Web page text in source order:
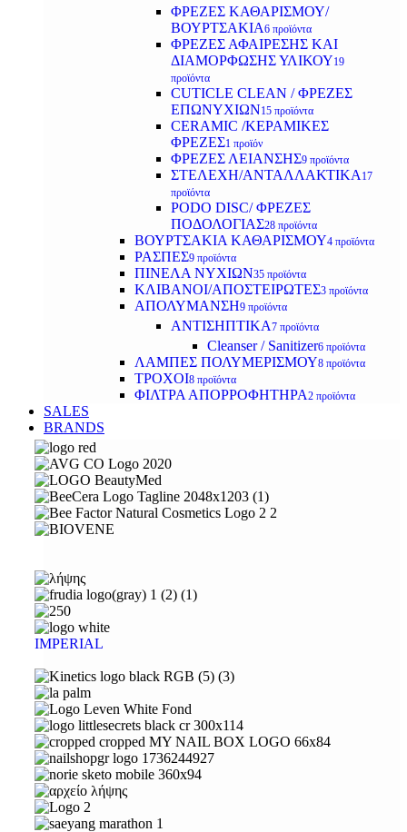
ΦΡΕΖΕΣ ΚΑΘΑΡΙΣΜΟΥ/
ΒΟΥΡΤΣΑΚΙΑ6 προϊόντα
ΦΡΕΖΕΣ ΑΦΑΙΡΕΣΗΣ ΚΑΙ
ΔΙΑΜΟΡΦΩΣΗΣ ΥΛΙΚΟΥ19
προϊόντα
CUTICLE CLEAN / ΦΡΕΖΕΣ
ΕΠΩΝΥΧΙΩΝ15 προϊόντα
CERAMIC /ΚΕΡΑΜΙΚΕΣ
ΦΡΕΖΕΣ1 προϊόν
ΦΡΕΖΕΣ ΛΕΙΑΝΣΗΣ9 προϊόντα
ΣΤΕΛΕΧΗ/ΑΝΤΑΛΛΑΚΤΙΚΑ 17
προϊόντα
PODO DISC/ ΦΡΕΖΕΣ
ΠΟΔΟΛΟΓΙΑΣ28 προϊόντα
ΒΟΥΡΤΣΑΚΙΑ ΚΑΘΑΡΙΣΜΟΥ4 προϊόντα
ΡΑΣΠΕΣ9 προϊόντα
ΠΙΝΕΛΑ ΝΥΧΙΩΝ35 προϊόντα
ΚΛΙΒΑΝΟΙ/ΑΠΟΣΤΕΙΡΩΤΕΣ3 προϊόντα
ΑΠΟΛΥΜΑΝΣΗ9 προϊόντα
ΑΝΤΙΣΗΠΤΙΚΑ7 προϊόντα
Cleanser / Sanitizer6 προϊόντα
ΛΑΜΠΕΣ ΠΟΛΥΜΕΡΙΣΜΟΥ8 προϊόντα
ΤΡΟΧΟΙ8 προϊόντα
ΦΙΛΤΡΑ ΑΠΟΡΡΟΦΗΤΗΡΑ2 προϊόντα
SALES
BRANDS
IMPERIAL